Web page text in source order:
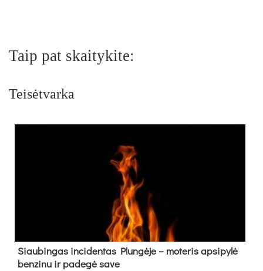
Taip pat skaitykite:
Teisėtvarka
Siau­bin­gas in­ci­den­tas Plun­gė­je – mo­te­ris ap­si­py­lė
ben­zi­nu ir pa­de­gė sa­ve